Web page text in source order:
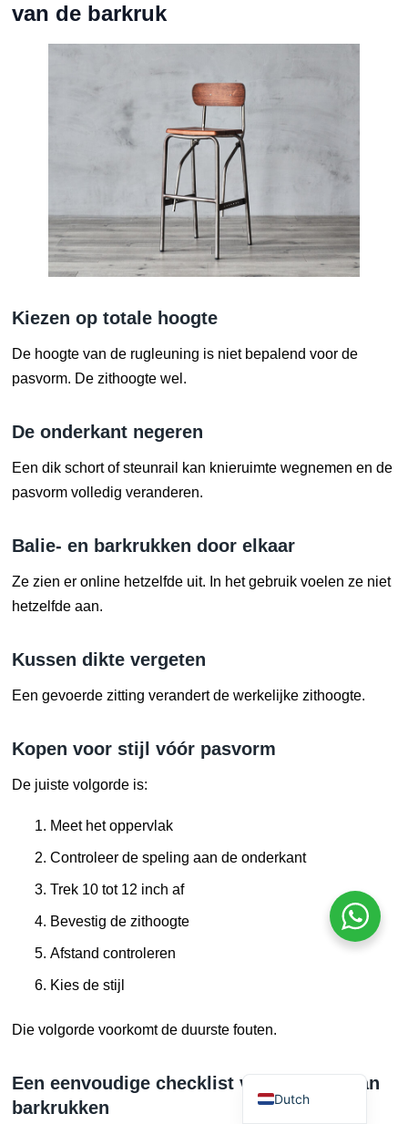
van de barkruk
Kiezen op totale hoogte
De hoogte van de rugleuning is niet bepalend voor de
pasvorm. De zithoogte wel.
De onderkant negeren
Een dik schort of steunrail kan knieruimte wegnemen en de
pasvorm volledig veranderen.
Balie- en barkrukken door elkaar
Ze zien er online hetzelfde uit. In het gebruik voelen ze niet
hetzelfde aan.
Kussen dikte vergeten
Een gevoerde zitting verandert de werkelijke zithoogte.
Kopen voor stijl vóór pasvorm
De juiste volgorde is:
Meet het oppervlak
Controleer de speling aan de onderkant
Trek 10 tot 12 inch af
Bevestig de zithoogte
Afstand controleren
Kies de stijl
Die volgorde voorkomt de duurste fouten.
Een eenvoudige checklist voor kopers van
barkrukken
Dutch
French
Portuguese